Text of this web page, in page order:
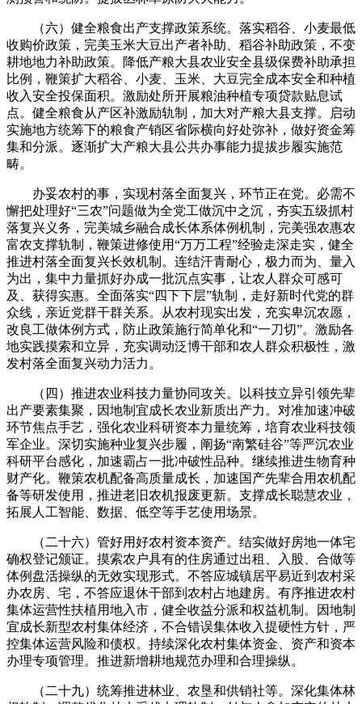
（六）健全粮食出产支撑政策系统。落实稻谷、小麦最低
收购价政策，完美玉米大豆出产者补助、稻谷补助政策，不变
耕地地力补助政策。降低产粮大县农业安全县级保费补助承担
比例，鞭策扩大稻谷、小麦、玉米、大豆完全成本安全和种植
收入安全投保面积。激励处所开展粮油种植专项贷款贴息试
点。健全粮食从产区补激励轨制，加大对产粮大县支撑。启动
实施地方统筹下的粮食产销区省际横向好处弥补，做好资金筹
集和分派。逐渐扩大产粮大县公共办事能力提拔步履实施范
畴。
办妥农村的事，实现村落全面复兴，环节正在党。必需不
懈把处理好“三农”问题做为全党工做沉中之沉，夯实五级抓村
落复兴义务，完美城乡融合成长体系体例机制，完美强农惠农
富农支撑轨制，鞭策进修使用“万万工程”经验走深走实，健全
推进村落全面复兴长效机制。连结汗青耐心，极力而为、量入
为出，集中力量抓好办成一批沉点实事，让农人群众可感可
及、获得实惠。全面落实“四下下层”轨制，走好新时代党的群
众线，亲近党群干群关系。从农村现实出发，充实卑沉农愿，
改良工做体例方式，防止政策施行简单化和“一刀切”。激励各
地实践摸索和立异，充实调动泛博干部和农人群众积极性，激
发村落全面复兴动力活力。
（四）推进农业科技力量协同攻关。以科技立异引领先辈
出产要素集聚，因地制宜成长农业新质出产力。对准加速冲破
环节焦点手艺，强化农业科研资本力量统筹，培育农业科技领
军企业。深切实施种业复兴步履，阐扬“南繁硅谷”等严沉农业
科研平台感化，加速霸占一批冲破性品种。继续推进生物育种
财产化。鞭策农机配备高质量成长，加速国产先辈合用农机配
备等研发使用，推进老旧农机报废更新。支撑成长聪慧农业，
拓展人工智能、数据、低空等手艺使用场景。
（二十六）管好用好农村资本资产。结实做好房地一体宅
确权登记颁证。摸索农户具有的住房通过出租、入股、合做等
体例盘活操纵的无效实现形式。不答应城镇居平易近到农村采
办农房、宅，不答应退休干部到农村占地建房。有序推进农村
集体运营性扶植用地入市，健全收益分派和权益机制。因地制
宜成长新型农村集体经济，不合错误集体收入提硬性方针，严
控集体运营风险和债权。持续深化农村集体资金、资产和资本
办理专项管理。推进新增耕地规范办理和合理操纵。
（二十九）统筹推进林业、农垦和供销社等。深化集体林